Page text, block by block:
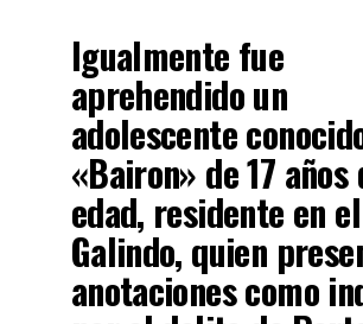
Igualmente fue
aprehendido un
adolescente
«Bairon» de 17 años
edad, residente en
Galindo, quien
anotaciones como